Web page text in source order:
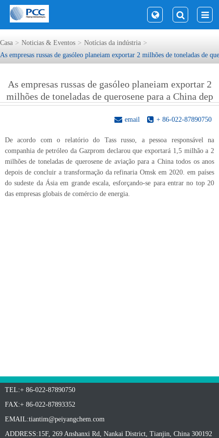
Casa Noticias & Eventos
Notícias da indústria
As empresas russas de gasóleo planeiam exportar 2 milhões de toneladas de
As empresas russas de gasóleo planeiam exportar 2
milhões de toneladas de querosene para a China dep
+ 86-022-87890750
email
De acordo com o relatório do Tass russo, a pessoa responsável na
companhia de petróleo da Gazprom declarou que exportará 1,5 milhão a 2
milhões de toneladas de querosene de aviação para a China todos os anos
depois de concluir a transformação da refinaria Omsk em 2020. em países
do sudeste da Ásia em grande escala, esforçando-se para entrar no top 20
das empresas globais de comércio de energia.
TEL:+ 86-022-87890750
FAX:+ 86-022-87893352
EMAIL:tiantim@peiyangchem.com
ADDRESS:15F, 269 Anshanxi Rd, Nankai District, Tianjin, China 300192